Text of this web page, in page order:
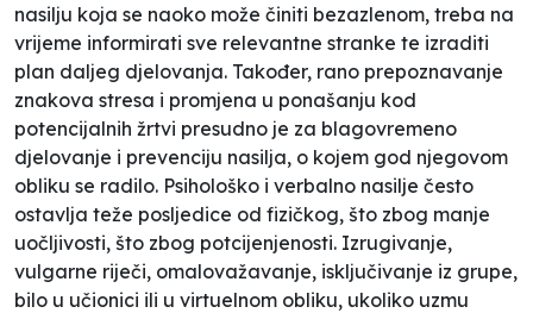
nasilju koja se naoko može činiti bezazlenom, treba na
vrijeme informirati sve relevantne stranke te izraditi
plan daljeg djelovanja. Također, rano prepoznavanje
znakova stresa i promjena u ponašanju kod
potencijalnih žrtvi presudno je za blagovremeno
djelovanje i prevenciju nasilja, o kojem god njegovom
obliku se radilo. Psihološko i verbalno nasilje često
ostavlja teže posljedice od fizičkog, što zbog manje
uočljivosti, što zbog potcijenjenosti. Izrugivanje,
vulgarne riječi, omalovažavanje, isključivanje iz grupe,
bilo u učionici ili u virtuelnom obliku, ukoliko uzmu